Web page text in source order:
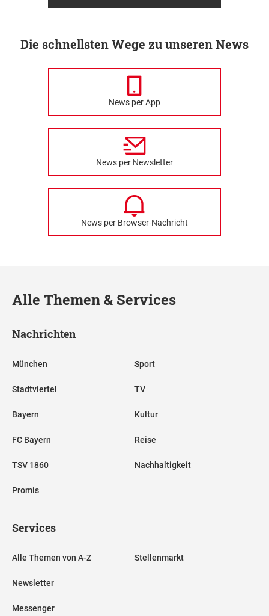
Die schnellsten Wege zu unseren News
News per App
News per Newsletter
News per Browser-Nachricht
Alle Themen & Services
Nachrichten
München
Stadtviertel
Bayern
FC Bayern
TSV 1860
Promis
Sport
TV
Kultur
Reise
Nachhaltigkeit
Services
Alle Themen von A-Z
Newsletter
Messenger
Stellenmarkt